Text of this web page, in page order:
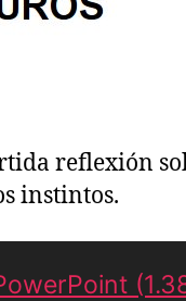
reflexión
instintos.